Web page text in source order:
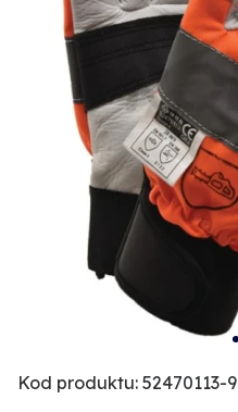
Kod produktu: 52470113-9